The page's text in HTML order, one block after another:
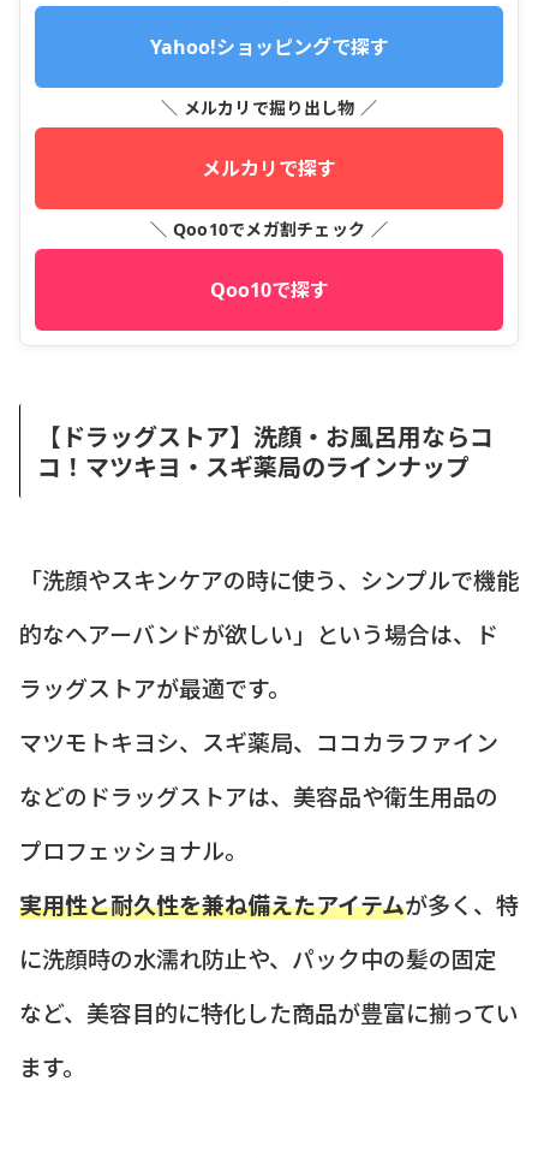
Yahoo!ショッピングで探す
＼ メルカリで掘り出し物 ／
メルカリで探す
＼ Qoo10でメガ割チェック ／
Qoo10で探す
【ドラッグストア】洗顔・お風呂用ならコ
コ！マツキヨ・スギ薬局のラインナップ
「洗顔やスキンケアの時に使う、シンプルで機能
的なヘアーバンドが欲しい」という場合は、ド
ラッグストアが最適です。
マツモトキヨシ、スギ薬局、ココカラファイン
などのドラッグストアは、美容品や衛生用品の
プロフェッショナル。
実用性と耐久性を兼ね備えたアイテムが多く、特
に洗顔時の水濡れ防止や、パック中の髪の固定
など、美容目的に特化した商品が豊富に揃ってい
ます。